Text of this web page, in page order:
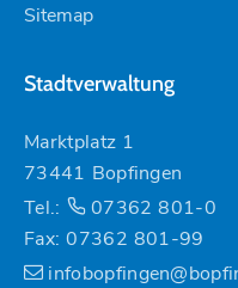
Sitemap
Stadtverwaltung
Marktplatz 1
73441 Bopfingen
Tel.:
07362 801-0
Fax: 07362 801-99